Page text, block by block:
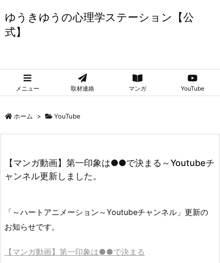
ゆうきゆうの心理学ステーション【公
式】
メニュー 取材連絡 マンガ YouTube
ホーム > YouTube
【マンガ動画】第一印象は●●で決まる～Youtubeチ
ャンネル更新しました。
「～ハートアニメーション～Youtubeチャンネル」更新の
お知らせです。
【マンガ動画】第一印象は●●で決まる